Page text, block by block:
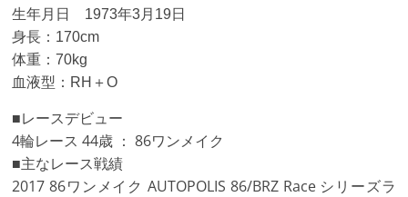
生年月日 1973年3月19日
身長：170cm
体重：70kg
血液型：RH＋O
■レースデビュー
4輪レース 44歳 ： 86ワンメイク
■主なレース戦績
2017 86ワンメイク AUTOPOLIS 86/BRZ Race シリーズラ